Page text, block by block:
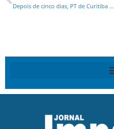
Depois de cinco dias, PT de Curitiba decide fazer a defesa Gleisi